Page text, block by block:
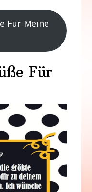
Für Meine
Für